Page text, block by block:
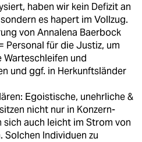
haben wir kein Defizit an
es hapert im Vollzug.
von Annalena Baerbock
Personal für die Justiz, um
und
und ggf. in Herkunftsländer
Egoistische, unehrliche &
nicht nur in Konzern-
auch leicht im Strom von
Individuen zu